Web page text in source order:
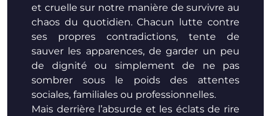
et cruelle sur notre manière de survivre au
chaos du quotidien. Chacun lutte contre
ses propres contradictions, tente de
sauver les apparences, de garder un peu
de dignité ou simplement de ne pas
sombrer sous le poids des attentes
sociales, familiales ou professionnelles.
Mais derrière l’absurde et les éclats de rire